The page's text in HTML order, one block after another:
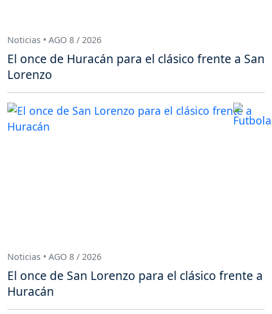
Noticias • AGO 8 / 2026
El once de Huracán para el clásico frente a San
Lorenzo
Noticias • AGO 8 / 2026
El once de San Lorenzo para el clásico frente a
Huracán